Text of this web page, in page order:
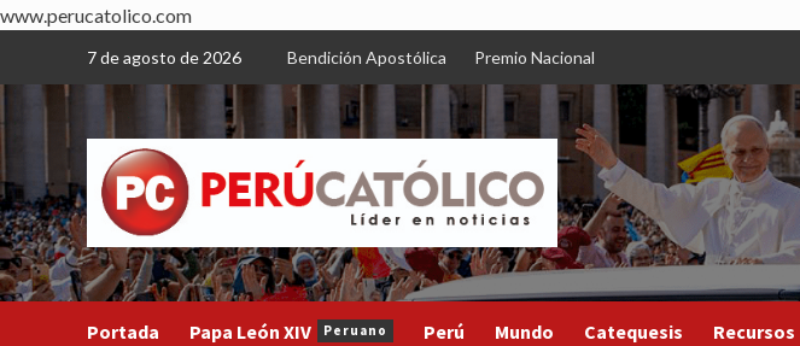
www.perucatolico.com
content
7 de agosto de 2026 Bendición Apostólica Premio Nacional
Portada Papa León XIV Peruano Perú Mundo Catequesis Recursos